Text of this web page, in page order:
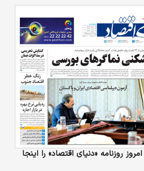
روزنامه «دنیای‌ اقتصاد» را اینجا